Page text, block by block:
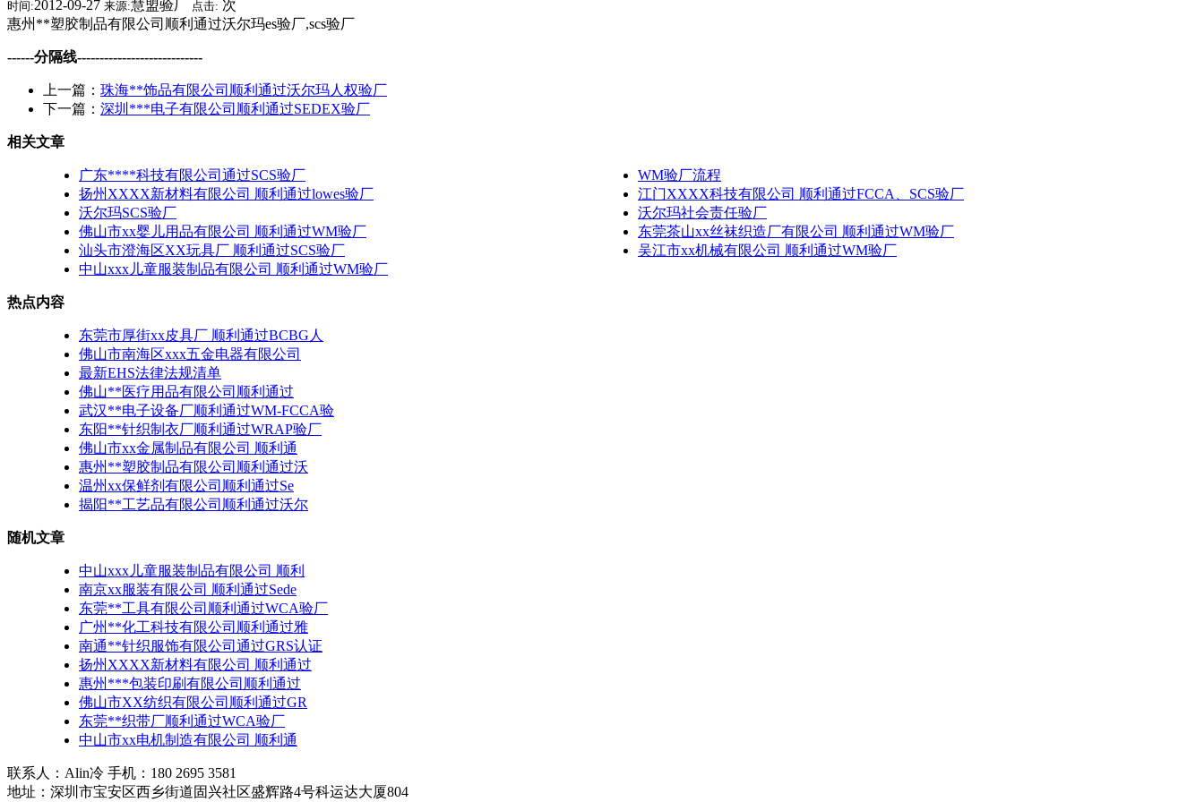
时间:2012-09-27 来源:慧盟验厂 点击: 次
惠州**塑胶制品有限公司顺利通过沃尔玛es验厂,scs验厂
------分隔线----------------------------
上一篇： 珠海**饰品有限公司顺利通过沃尔玛人权验厂
下一篇： 深圳***电子有限公司顺利通过SEDEX验厂
相关文章
广东****科技有限公司通过SCS验厂
WM验厂流程
扬州XXXX新材料有限公司 顺利通过lowes验厂
江门XXXX科技有限公司 顺利通过FCCA、SCS验厂
沃尔玛SCS验厂
沃尔玛社会责任验厂
佛山市xx婴儿用品有限公司 顺利通过WM验厂
东莞茶山xx丝袜织造厂有限公司 顺利通过WM验厂
汕头市澄海区XX玩具厂 顺利通过SCS验厂
吴江市xx机械有限公司 顺利通过WM验厂
中山xxx儿童服装制品有限公司 顺利通过WM验厂
热点内容
东莞市厚街xx皮具厂 顺利通过BCBG人
佛山市南海区xxx五金电器有限公司
最新EHS法律法规清单
佛山**医疗用品有限公司顺利通过
武汉**电子设备厂顺利通过WM-FCCA验
东阳**针织制衣厂顺利通过WRAP验厂
佛山市xx金属制品有限公司 顺利通
惠州**塑胶制品有限公司顺利通过沃
温州xx保鲜剂有限公司顺利通过Se
揭阳**工艺品有限公司顺利通过沃尔
随机文章
中山xxx儿童服装制品有限公司 顺利
南京xx服装有限公司 顺利通过Sede
东莞**工具有限公司顺利通过WCA验厂
广州**化工科技有限公司顺利通过雅
南通**针织服饰有限公司通过GRS认证
扬州XXXX新材料有限公司 顺利通过
惠州***包装印刷有限公司顺利通过
佛山市XX纺织有限公司顺利通过GR
东莞**织带厂顺利通过WCA验厂
中山市xx电机制造有限公司 顺利通
联系人：Alin冷 手机：180 2695 3581
地址：深圳市宝安区西乡街道固兴社区盛辉路4号科运达大厦804